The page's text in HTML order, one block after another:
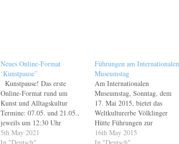
Neues Online-Format
‘Kunstpause”
Kunstpause! Das erste
Online-Format rund um
Kunst und Alltagskultur
Termine: 07.05. und 21.05.,
jeweils um 12:30 Uhr
Saarlandmuseum — Moderne
5th May 2021
Führungen am Internationalen
Museumstag
Am Internationalen
Museumstag, Sonntag, dem
17. Mai 2015, bietet das
Weltkulturerbe Völklinger
Hütte Führungen zur
"UrbanArt Biennale® 2015"
16th May 2015